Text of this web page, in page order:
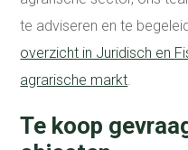
te adviseren en te
overzicht in Juridisch en
agrarische markt.
Te koop